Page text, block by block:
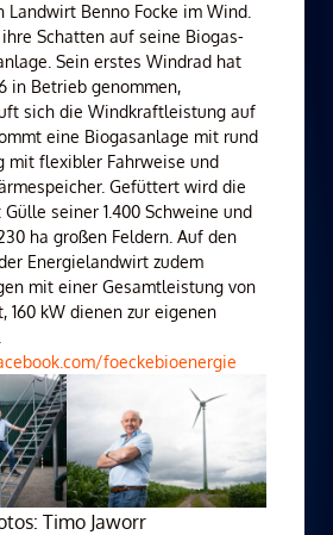
Landwirt Benno Focke im Wind.
Schatten auf seine Biogas-
Sein erstes Windrad hat
in Betrieb genommen,
sich die Windkraftleistung auf
eine Biogasanlage mit rund
mit flexibler Fahrweise und
Gefüttert wird die
seiner 1.400 Schweine und
ha großen Feldern. Auf den
Energielandwirt zudem
mit einer Gesamtleistung von
160 kW dienen zur eigenen
foeckebioenergie
Timo Jaworr